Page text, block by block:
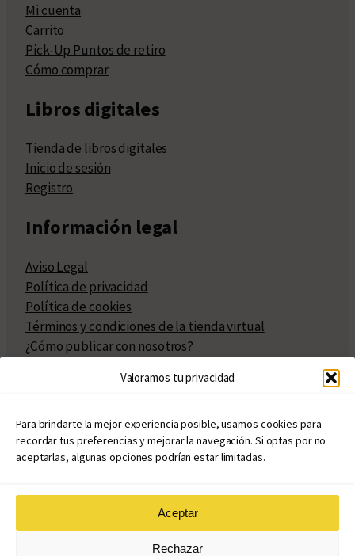
Valoramos tu privacidad
Para brindarte la mejor experiencia posible, usamos cookies para
recordar tus preferencias y mejorar la navegación. Si optas por no
aceptarlas, algunas opciones podrían estar limitadas.
Aceptar
Rechazar
Mi cuenta
Carrito
Pick-Up Puntos de retiro
Cómo comprar
Libros digitales
Tienda de libros digitales
Inicio de sesión
Registro
Información legal
Aviso Legal
Política de privacidad
Política de cookies
Términos y condiciones de la tienda virtual
¿Cómo publicar con nosotros?
Políticas de publicación
Políticas de coedición
Atribuciones